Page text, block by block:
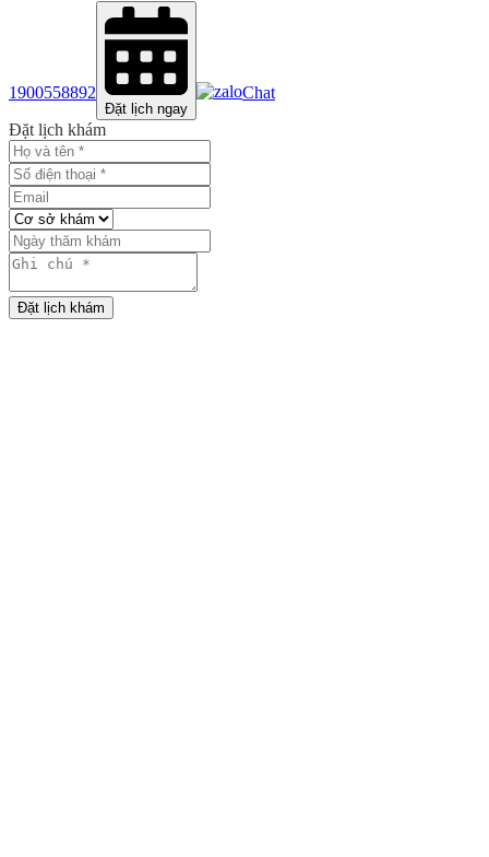
1900558892
Đặt lịch ngay
Chat
Đặt lịch khám
Đặt lịch khám